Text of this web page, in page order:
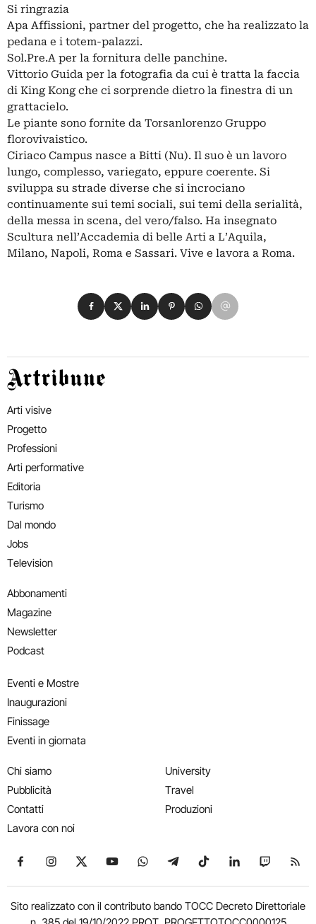
Si ringrazia
Apa Affissioni, partner del progetto, che ha realizzato la
pedana e i totem-palazzi.
Sol.Pre.A per la fornitura delle panchine.
Vittorio Guida per la fotografia da cui è tratta la faccia
di King Kong che ci sorprende dietro la finestra di un
grattacielo.
Le piante sono fornite da Torsanlorenzo Gruppo
florovivaistico.
Ciriaco Campus nasce a Bitti (Nu). Il suo è un lavoro
lungo, complesso, variegato, eppure coerente. Si
sviluppa su strade diverse che si incrociano
continuamente sui temi sociali, sui temi della serialità,
della messa in scena, del vero/falso. Ha insegnato
Scultura nell’Accademia di belle Arti a L’Aquila,
Milano, Napoli, Roma e Sassari. Vive e lavora a Roma.
Condividi su Facebook
Condividi su X
Condividi su LinkedIn
Condividi su Pinterest
Condividi su WhatsApp
Condividi su Email
Artribune
Arti visive
Progetto
Professioni
Arti performative
Editoria
Turismo
Dal mondo
Jobs
Television
Abbonamenti
Magazine
Newsletter
Podcast
Eventi e Mostre
Inaugurazioni
Finissage
Eventi in giornata
Chi siamo
Pubblicità
Contatti
Lavora con noi
University
Travel
Produzioni
Seguici su Facebook
Seguici su Instagram
Seguici su X
Seguici su YouTube
Seguici su WhatsApp
Seguici su Telegram
Seguici su TikTok
Seguici su
Seguici
Sito realizzato con il contributo bando TOCC Decreto Direttoriale